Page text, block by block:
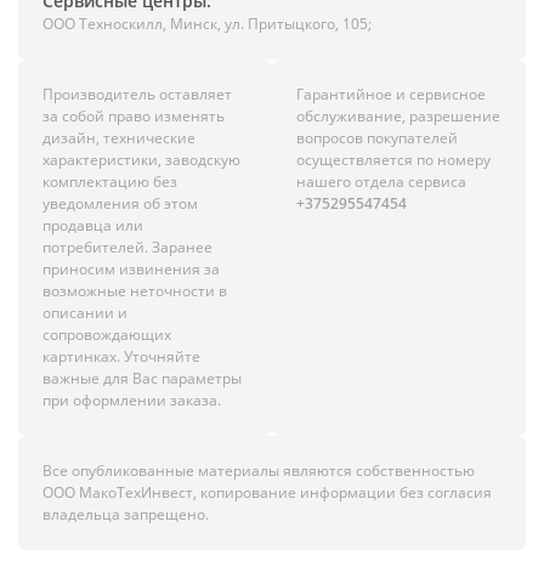
ООО Техноскилл, Минск, ул. Притыцкого, 105;
Производитель оставляет
за собой право изменять
дизайн, технические
характеристики, заводскую
комплектацию без
уведомления об этом
продавца или
потребителей. Заранее
приносим извинения за
возможные неточности в
описании и
сопровождающих
картинках. Уточняйте
важные для Вас параметры
при оформлении заказа.
Гарантийное и сервисное
обслуживание, разрешение
вопросов покупателей
осуществляется по номеру
нашего отдела сервиса
+375295547454
Все опубликованные материалы являются собственностью
ООО МакоТехИнвест, копирование информации без согласия
владельца запрещено.